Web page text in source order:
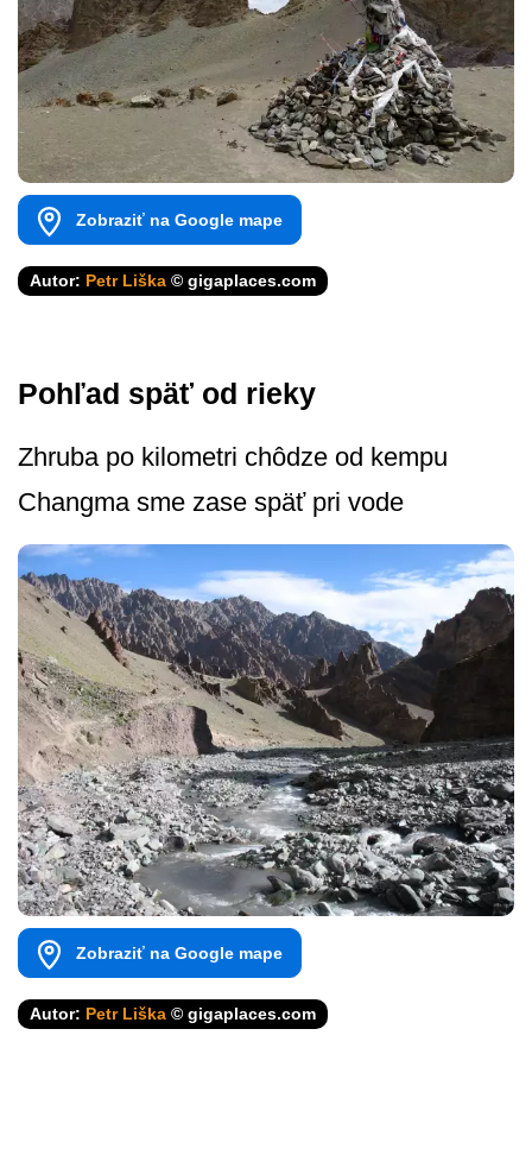
Zobraziť na Google mape
Autor: Petr Liška © gigaplaces.com
Pohľad späť od rieky
Zhruba po kilometri chôdze od kempu
Changma sme zase späť pri vode
Zobraziť na Google mape
Autor: Petr Liška © gigaplaces.com